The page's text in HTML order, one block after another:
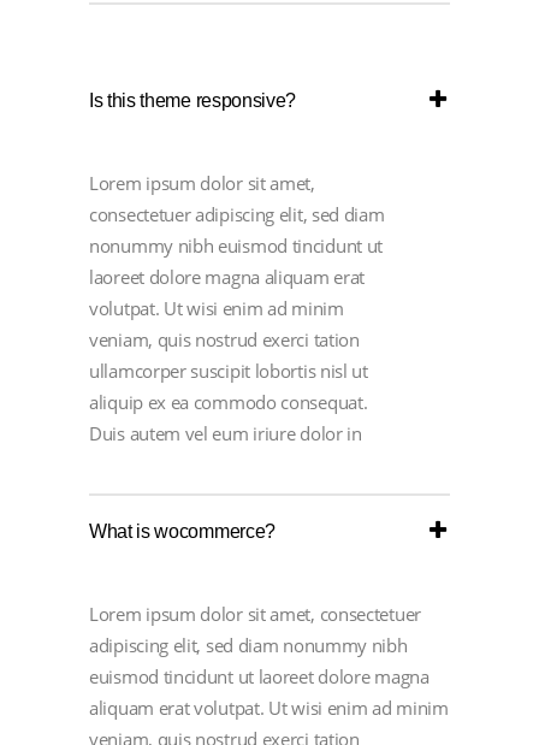
Is this theme responsive?
Lorem ipsum dolor sit amet,
consectetuer adipiscing elit, sed diam
nonummy nibh euismod tincidunt ut
laoreet dolore magna aliquam erat
volutpat. Ut wisi enim ad minim
veniam, quis nostrud exerci tation
ullamcorper suscipit lobortis nisl ut
aliquip ex ea commodo consequat.
Duis autem vel eum iriure dolor in
What is wocommerce?
Lorem ipsum dolor sit amet, consectetuer
adipiscing elit, sed diam nonummy nibh
euismod tincidunt ut laoreet dolore magna
aliquam erat volutpat. Ut wisi enim ad minim
veniam, quis nostrud exerci tation